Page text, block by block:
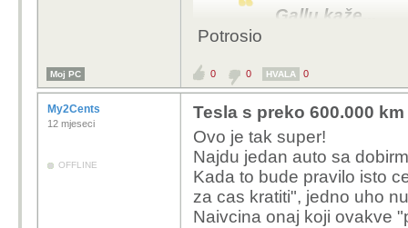
Gallu kaže...
ni nije auto
Tesla Y Long
150kmh u par
Toliko je baterije
Potrosio
Moj PC 0 0 HVALA 0
My2Cents
12 mjeseci
OFFLINE
Tesla s preko 600.000
Ovo je tak super!
Najdu jedan auto sa
Kada to bude pravilo isto
za cas kratiti", jedno uho
Naivcina onaj koji ovakve